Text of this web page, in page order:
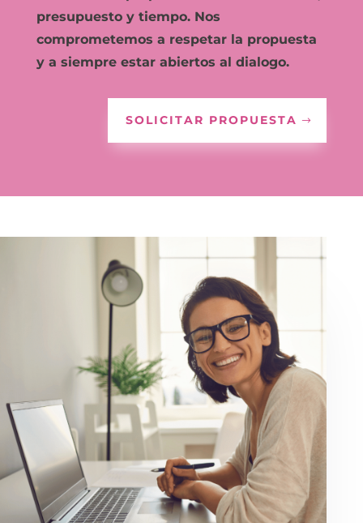
presupuesto y tiempo. Nos
comprometemos a respetar la propuesta
y a siempre estar abiertos al dialogo.
SOLICITAR PROPUESTA